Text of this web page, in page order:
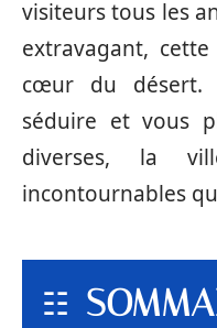
visiteurs tous les
extravagant,
cœur du
séduire et vous
diverses, la
incontournables